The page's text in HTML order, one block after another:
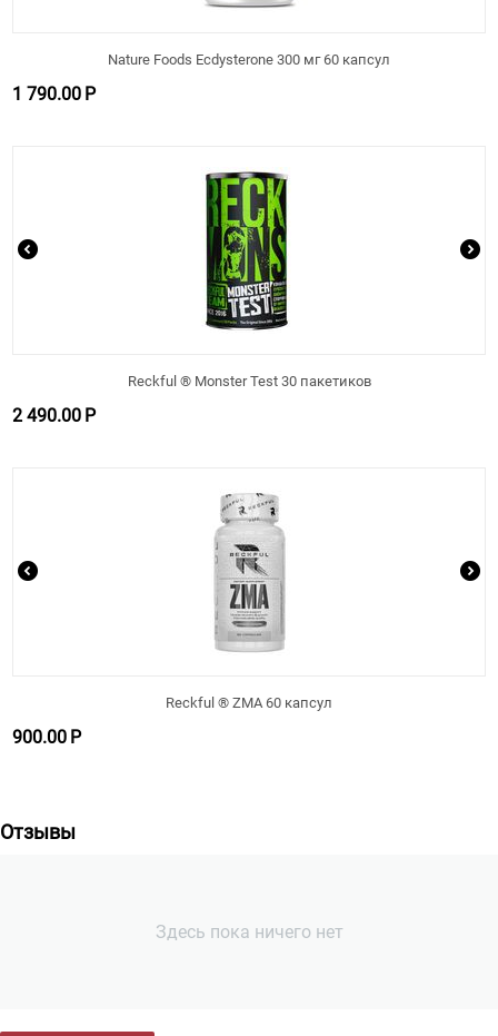
Nature Foods Ecdysterone 300 мг 60 капсул
1 790.00 Р
Reckful ® Monster Test 30 пакетиков
2 490.00 Р
Reckful ® ZMA 60 капсул
900.00 Р
Отзывы
Здесь пока ничего нет